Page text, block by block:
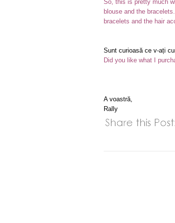
So, this is pretty much
blouse and the
bracelets and the hair
Sunt curioasă ce v-ați
Did you like what I
A